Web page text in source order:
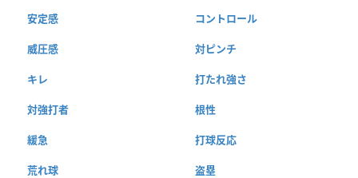
安定感 コントロール
威圧感 対ピンチ
キレ 打たれ強さ
対強打者 根性
緩急 打球反応
荒れ球 盗塁